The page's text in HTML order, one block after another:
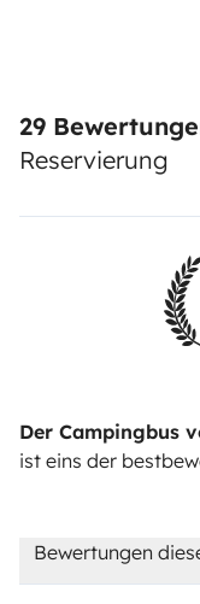
29
Reservierung
Der Campingbus
ist eins der
Bewertungen